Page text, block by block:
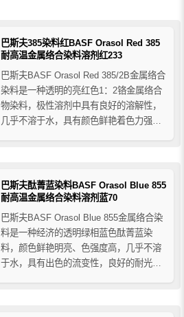
巴斯夫385染料红BASF Orasol Red 385
耐高温金属络合染料溶剂红233
巴斯夫BASF Orasol Red 385/2B金属络合
染料是一种透明的亮红色1：2铬金属络合
物染料，极性溶剂中具有良好的溶解性，
几乎不溶于水，具有颜色鲜艳着色力强、
溶剂型木器漆和透明涂料等。
巴斯夫酞菁蓝染料BASF Orasol Blue 855
耐高温金属络合染料溶剂蓝70
巴斯夫BASF Orasol Blue 855金属络合染
料是一种经济的透明绿相蓝色酞菁蓝染
料，颜色鲜艳明亮、色强度高，几乎不溶
于水，具有出色的流变性，良好的耐光耐